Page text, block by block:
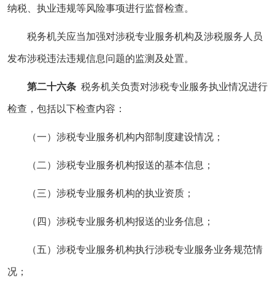
纳税、执业违规等风险事项进行监督检查。
税务机关应当加强对涉税专业服务机构及涉税服务人员
发布涉税违法违规信息问题的监测及处置。
第二十六条 税务机关负责对涉税专业服务执业情况进行
检查，包括以下检查内容：
（一）涉税专业服务机构内部制度建设情况；
（二）涉税专业服务机构报送的基本信息；
（三）涉税专业服务机构的执业资质；
（四）涉税专业服务机构报送的业务信息；
（五）涉税专业服务机构执行涉税专业服务业务规范情
况；